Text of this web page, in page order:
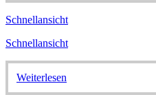
Schnellansicht
Schnellansicht
Weiterlesen